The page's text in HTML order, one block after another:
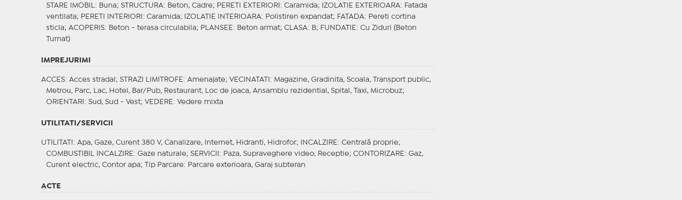
STARE IMOBIL
: Buna; STRUCTURA: Beton, Cadre; PERETI EXTERIORI : Caramida; IZOLATIE EXTERIOARA: Fatada
ventilata; PERETI INTERIORI : Caramida; IZOLATIE INTERIOARA: Polistiren expandat; FATADA: Pereti cortina
sticla; ACOPERIS: Beton - terasa circulabila; PLANSEE : Beton armat; CLASA: B; FUNDATIE : Cu Ziduri (Beton
Turnat)
IMPREJURIMI
ACCES: Acces stradal; STRAZI LIMITROFE : Amenajate; VECINATATI
: Magazine, Gradinita, Scoala, Transport public,
Metrou, Parc, Lac, Hotel, Bar/Pub, Restaurant, Loc de joaca, Ansamblu rezidential, Spital, Taxi, Microbuz;
ORIENTARI : Sud, Sud - Vest; VEDERE : Vedere mixta
UTILITATI/SERVICII
UTILITATI : Apa, Gaze, Curent 380 V, Canalizare, Internet, Hidranti, Hidrofor; INCALZIRE : Centrală proprie;
COMBUSTIBIL INCALZIRE : Gaze naturale; SERVICII : Paza, Supraveghere video, Receptie; CONTORIZARE : Gaz,
Curent electric, Contor apa;
Tip Parcare: Parcare exterioara, Garaj subteran
ACTE